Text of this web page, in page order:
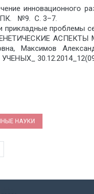
инновационного
№9. С. 3–7.
прикладные проблемы
Максимов
НАУКИ